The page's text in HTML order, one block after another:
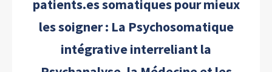
patients.es somatiques pour mieux
les soigner : La Psychosomatique
intégrative interreliant la